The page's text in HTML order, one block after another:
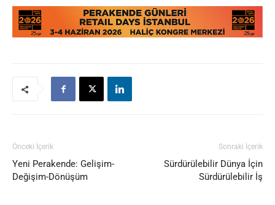
Önceki İçerik
Yeni Perakende: Gelişim-
Değişim-Dönüşüm
Sonraki İçerik
Sürdürülebilir Dünya İçin
Sürdürülebilir İş